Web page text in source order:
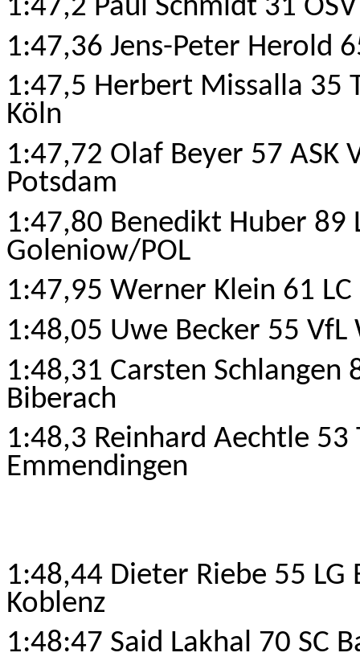
1:47,2 Paul Schmidt 31
1:47,36 Jens-Peter Herold
1:47,5 Herbert Missalla 35
Köln
1:47,72 Olaf Beyer 57 ASK
Potsdam
1:47,80 Benedikt Huber 89
Goleniow/POL
1:47,95 Werner Klein 61
1:48,05 Uwe Becker 55
1:48,31 Carsten Schlangen
Biberach
1:48,3 Reinhard Aechtle
Emmendingen
1:48,44 Dieter Riebe 55
Koblenz
1:48:47 Said Lakhal 70 SC